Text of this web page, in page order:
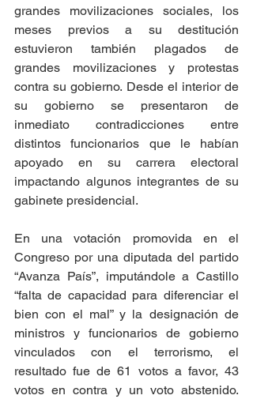
grandes movilizaciones sociales, los
meses previos a su destitución
estuvieron también plagados de
grandes movilizaciones y protestas
contra su gobierno. Desde el interior de
su gobierno se presentaron de
inmediato contradicciones entre
distintos funcionarios que le habían
apoyado en su carrera electoral
impactando algunos integrantes de su
gabinete presidencial.
En una votación promovida en el
Congreso por una diputada del partido
“Avanza País”, imputándole a Castillo
“falta de capacidad para diferenciar el
bien con el mal” y la designación de
ministros y funcionarios de gobierno
vinculados con el terrorismo, el
resultado fue de 61 votos a favor, 43
votos en contra y un voto abstenido.